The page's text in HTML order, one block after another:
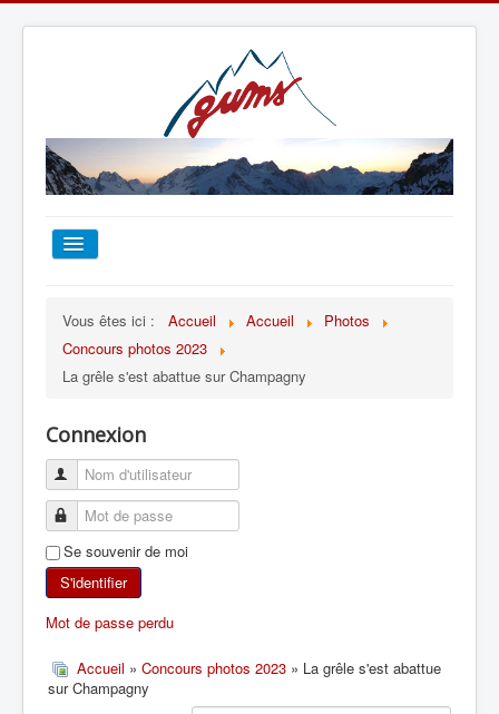
TOUT SUR LE GUMS
ALPINISME
SKI DE RANDONNÉE
RANDONNÉE PÉDESTRE
RANDONNÉE SPORTIVE
Vous êtes ici : Accueil Accueil
Photos
Concours photos 2023
La grêle s'est abattue sur Champagny
Connexion
Se souvenir de moi
S'identifier
Mot de passe perdu
Accueil » Concours photos 2023 » La grêle s'est abattue
sur Champagny